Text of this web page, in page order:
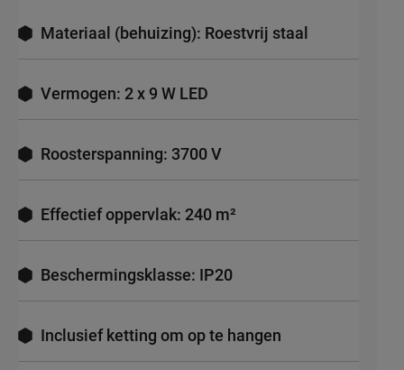
Materiaal (behuizing): Roestvrij staal
Vermogen: 2 x 9 W LED
Roosterspanning: 3700 V
Effectief oppervlak: 240 m²
Beschermingsklasse: IP20
Inclusief ketting om op te hangen